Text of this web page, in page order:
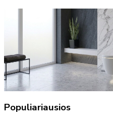
Populiariausios